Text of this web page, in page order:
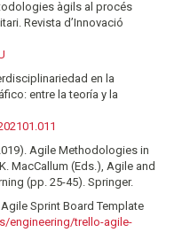
àgils al procés
Revista d’Innovació
en la
entre la teoría y la
Agile Methodologies in
MacCallum (Eds.), Agile and
(pp. 25-45). Springer.
Sprint Board Template
engineering/trello-agile-